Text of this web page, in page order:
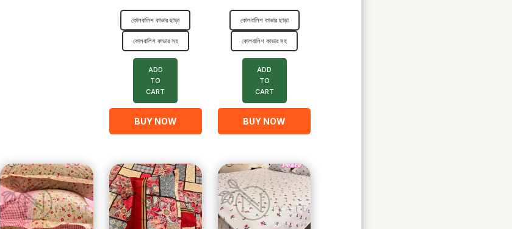
কোলবালিশ কাভার ছাড়া
কোলবালিশ কাভার সহ
ADD
TO
CART
BUY NOW
কোলবালিশ কাভার ছাড়া
কোলবালিশ কাভার সহ
ADD
TO
CART
BUY NOW